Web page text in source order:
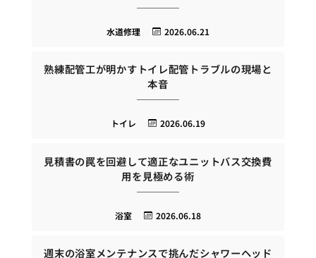
2026.06.21
水道修理
熟練配管工が明かすトイレ配管トラブルの現場と
本音
2026.06.19
トイレ
見積書の罠を回避して適正なユニットバス交換費
用を見極める術
2026.06.18
浴室
週末の浴室メンテナンスで挑んだシャワーヘッド